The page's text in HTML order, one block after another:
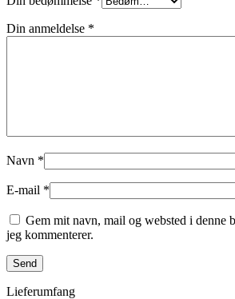
Din anmeldelse *
Navn *
E-mail *
Gem mit navn, mail og websted i denne
jeg kommenterer.
Lieferumfang